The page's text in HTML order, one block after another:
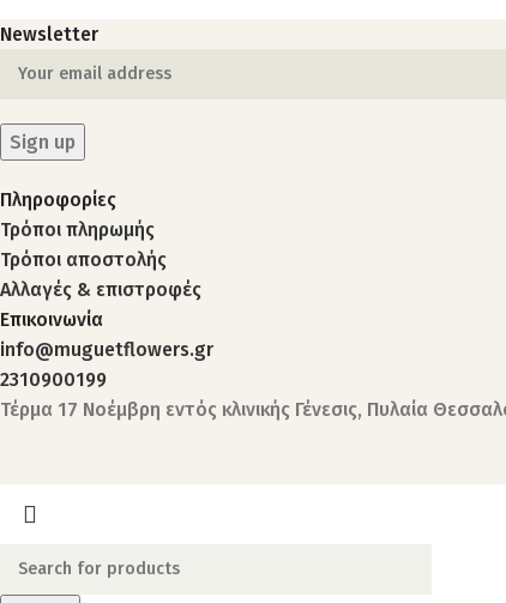
Newsletter
Πληροφορίες
Τρόποι πληρωμής
Τρόποι αποστολής
Αλλαγές & επιστροφές
Επικοινωνία
info@muguetflowers.gr
2310900199
Τέρμα 17 Νοέμβρη εντός κλινικής Γένεσις, Πυλαία